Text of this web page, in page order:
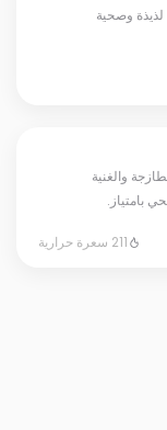
وصحية
والغنية
بامتياز.
211 سعرة حرارية